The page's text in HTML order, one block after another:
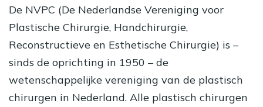
De NVPC (De Nederlandse Vereniging voor
Plastische Chirurgie, Handchirurgie,
Reconstructieve en Esthetische Chirurgie) is –
sinds de oprichting in 1950 – de
wetenschappelijke vereniging van de plastisch
chirurgen in Nederland. Alle plastisch chirurgen